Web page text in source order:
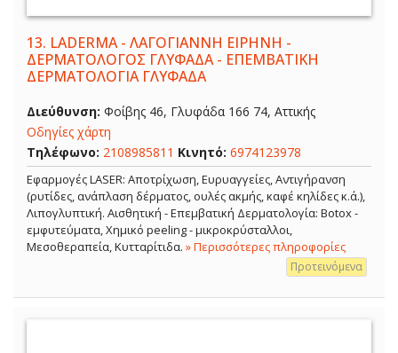
13. LADERMA - ΛΑΓΟΓΙΑΝΝΗ ΕΙΡΗΝΗ -
ΔΕΡΜΑΤΟΛΟΓΟΣ ΓΛΥΦΑΔΑ - ΕΠΕΜΒΑΤΙΚΗ
ΔΕΡΜΑΤΟΛΟΓΙΑ ΓΛΥΦΑΔΑ
Διεύθυνση: Φοίβης 46, Γλυφάδα 166 74, Αττικής
Οδηγίες χάρτη
Τηλέφωνο: 2108985811 Κινητό: 6974123978
Εφαρμογές LASER: Αποτρίχωση, Ευρυαγγείες, Αντιγήρανση
(ρυτίδες, ανάπλαση δέρματος, ουλές ακμής, καφέ κηλίδες κ.ά.),
Λιπογλυπτική. Αισθητική - Επεμβατική Δερματολογία: Botox -
εμφυτεύματα, Χημικό peeling - μικροκρύσταλλοι,
Μεσοθεραπεία, Κυτταρίτιδα. » Περισσότερες πληροφορίες
Προτεινόμενα